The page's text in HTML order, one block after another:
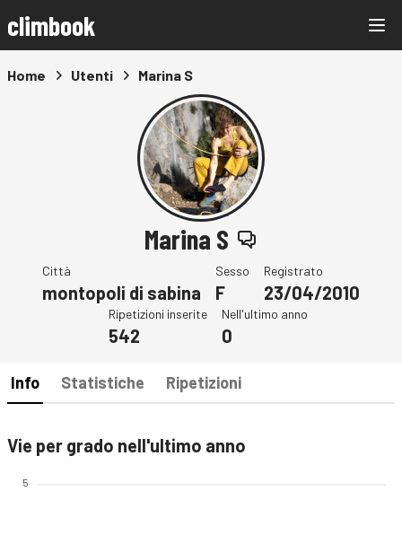
climbook
Home Utenti Marina S
Marina S
Città
montopoli di sabina
Sesso
F
Registrato
23/04/2010
Ripetizioni inserite
542
Nell'ultimo anno
0
Info Statistiche Ripetizioni
Vie per grado nell'ultimo anno
5